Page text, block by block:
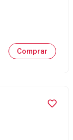
Comprar